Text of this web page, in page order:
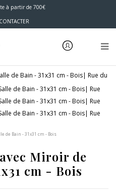
à partir de 700€
de Bain - 31x31 cm - Bois
Miroir de
cm - Bois